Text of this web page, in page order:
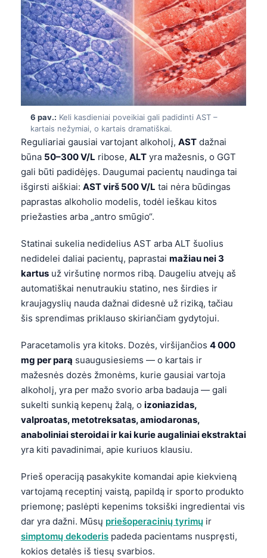
6 pav.: Keli kasdieniai poveikiai gali padidinti AST –
kartais nežymiai, o kartais dramatiškai.
Reguliariai gausiai vartojant alkoholį, AST dažnai
būna 50–300 V/L ribose, ALT yra mažesnis, o GGT
gali būti padidėjęs. Daugumai pacientų naudinga tai
išgirsti aiškiai: AST virš 500 V/L tai nėra būdingas
paprastas alkoholio modelis, todėl ieškau kitos
priežasties arba „antro smūgio“.
Statinai sukelia nedidelius AST arba ALT šuolius
nedidelei daliai pacientų, paprastai mažiau nei 3
kartus už viršutinę normos ribą. Daugeliu atvejų aš
automatiškai nenutraukiu statino, nes širdies ir
kraujagyslių nauda dažnai didesnė už riziką, tačiau
šis sprendimas priklauso skiriančiam gydytojui.
Paracetamolis yra kitoks. Dozės, viršijančios 4 000
mg per parą suaugusiesiems — o kartais ir
mažesnės dozės žmonėms, kurie gausiai vartoja
alkoholį, yra per mažo svorio arba badauja — gali
sukelti sunkią kepenų žalą, o izoniazidas,
valproatas, metotreksatas, amiodaronas,
anaboliniai steroidai ir kai kurie augaliniai ekstraktai
yra kiti pavadinimai, apie kuriuos klausiu.
Prieš operaciją pasakykite komandai apie kiekvieną
vartojamą receptinį vaistą, papildą ir sporto produkto
priemonę; paslėpti kepenims toksiški ingredientai vis
dar yra dažni. Mūsų priešoperacinių tyrimų ir
simptomų dekoderis padeda pacientams nuspręsti,
kokios detalės iš tiesų svarbios.
Shqip
বাংলা
اردو
मराठी
தமிழ்
ગુજરાતી
ಕನ್ನಡ
മലയാളം
Bahasa Melayu
Tiếng Việt
ไทย
ဗမာစာ
ភាសាខ្មែរ
Kiswahili
Українська
O‘zbekcha
Català
Қазақ тілі
Suomi
Hrvatski
Slovenčina
كوردی‎
پښتو
سنڌي
සිංහල